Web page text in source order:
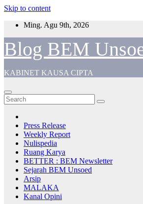
Skip to content
Ming. Agu 9th, 2026
Blog BEM
KABINET KAUSA CIPTA
Press Release
Weekly Report
Nulispedia
Ruang Karya
BETTER : BEM Newsletter
Sejarah BEM Unsoed
Arsip
MALAKA
Kanal Opini